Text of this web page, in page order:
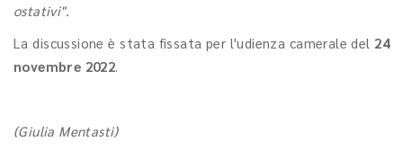
ostativi".
La discussione è stata fissata per l'udienza camerale del 24
novembre 2022.
(Giulia Mentasti)